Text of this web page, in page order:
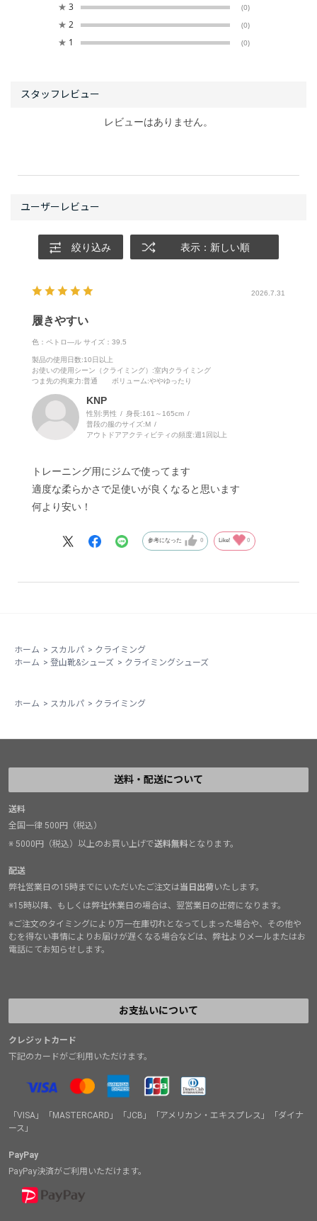
★ 3 (0)
★ 2 (0)
★ 1 (0)
絞り込み 表示：新しい順
2026.7.31
履きやすい
色：ペトロ―ル サイズ：39.5
製品の使用日数:10日以上
お使いの使用シーン（クライミング） :室内クライミング
つま先の拘束力:普通 ボリューム:ややゆったり
KNP
性別:男性 身長:161～165cm
普段の服のサイズ:M
アウトドアアクティビティの頻度:週1回以上
トレーニング用にジムで使ってます
適度な柔らかさで足使いが良くなると思います
何より安い！
参考になった 0 Like! 0
レビューはありません。
ホーム > スカルパ > クライミング
ホーム > 登山靴&シューズ > クライミングシューズ
ホーム > スカルパ > クライミング
送料・配送について
送料
全国一律 500円（税込）
※ 5000円（税込）以上のお買い上げで送料無料となります。
配送
弊社営業日の15時までにいただいたご注文は当日出荷いたします。
※15時以降、もしくは弊社休業日の場合は、翌営業日の出荷になります。
※ご注文のタイミングにより万一在庫切れとなってしまった場合や、その他や
むを得ない事情によりお届けが遅くなる場合などは、弊社よりメールまたはお
電話にてお知らせします。
お支払いについて
クレジットカード
下記のカードがご利用いただけます。
「VISA」「MASTERCARD」「JCB」「アメリカン・エキスプレス」「ダイナ
ース」
PayPay
PayPay決済がご利用いただけます。